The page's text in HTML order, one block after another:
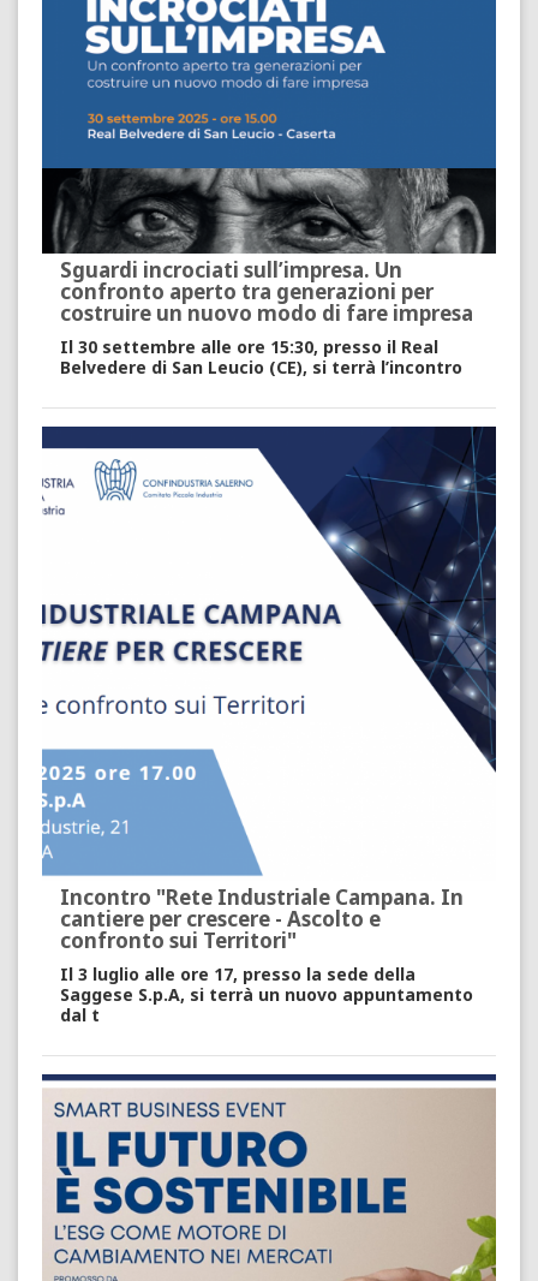
Sguardi incrociati sull’impresa. Un
confronto aperto tra generazioni per
costruire un nuovo modo di fare impresa
Il 30 settembre alle ore 15:30, presso il Real
Belvedere di San Leucio (CE), si terrà l’incontro
Incontro "Rete Industriale Campana. In
cantiere per crescere - Ascolto e
confronto sui Territori"
Il 3 luglio alle ore 17, presso la sede della
Saggese S.p.A, si terrà un nuovo appuntamento
dal t